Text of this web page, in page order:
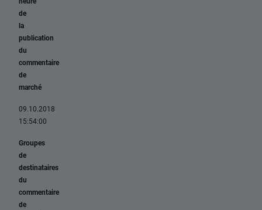
de
la
publication
du
commentaire
de
marché
09.10.2018
15:54:00
Groupes
de
destinataires
du
commentaire
de